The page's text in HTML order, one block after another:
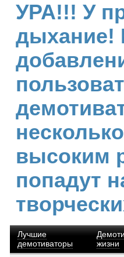
УРА!!! У
дыхание!
высоким
попадут
Лучшие
демотиваторы
жизни